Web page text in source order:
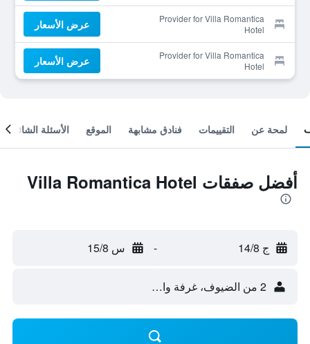
Provider for Villa Romantica
Hotel
عرض الأسعار
Provider for Villa Romantica
Hotel
عرض الأسعار
لمحة عن التقييمات فنادق مشابهة الموقع الأسئلة الشائعة
أفضل صفقات Villa Romantica Hotel
ج 14/8 - س 15/8
2 من الضيوف، غرفة واحدة